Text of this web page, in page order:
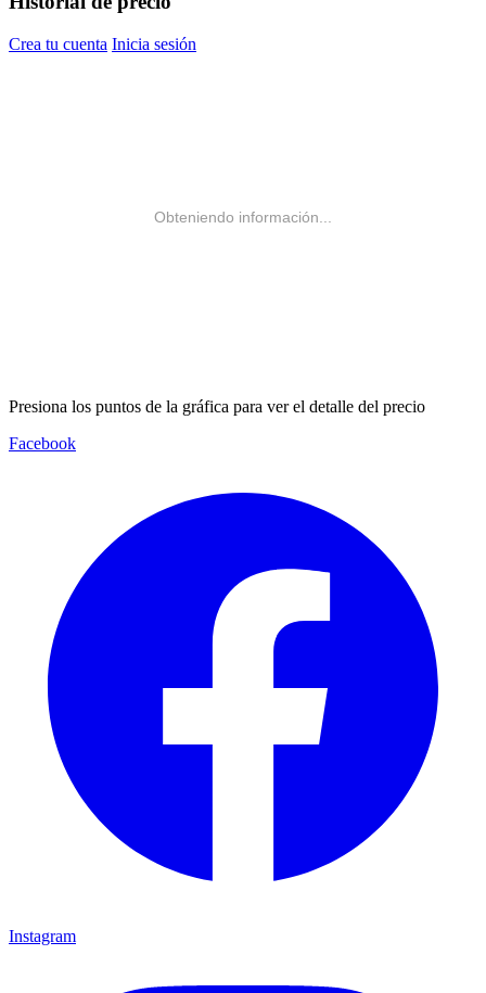
Crea tu cuenta Inicia sesión
Obteniendo información...
Presiona los puntos de la gráfica para ver el detalle del precio
Facebook
Instagram